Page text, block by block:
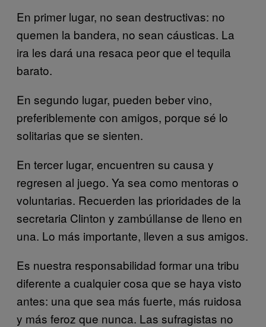
En primer lugar, no sean destructivas: no
quemen la bandera, no sean cáusticas. La
ira les dará una resaca peor que el tequila
barato.
En segundo lugar, pueden beber vino,
preferiblemente con amigos, porque sé lo
solitarias que se sienten.
En tercer lugar, encuentren su causa y
regresen al juego. Ya sea como mentoras o
voluntarias. Recuerden las prioridades de la
secretaria Clinton y zambúllanse de lleno en
una. Lo más importante, lleven a sus amigos.
Es nuestra responsabilidad formar una tribu
diferente a cualquier cosa que se haya visto
antes: una que sea más fuerte, más ruidosa
y más feroz que nunca. Las sufragistas no